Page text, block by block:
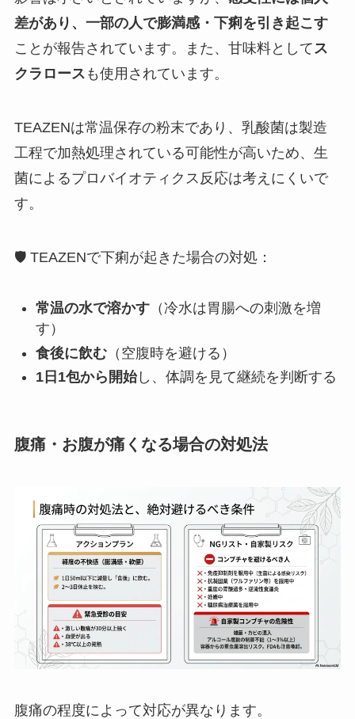
差があり、一部の人で膨満感・下痢を引き起こす
ことが報告されています。また、甘味料として ス
クラロース も使用されています。
TEAZENは常温保存の粉末であり、乳酸菌は製造
工程で加熱処理されている可能性が高いため、生
菌によるプロバイオティクス反応は考えにくいで
す。
🛡️ TEAZENで下痢が起きた場合の対処：
常温の水で溶かす（冷水は胃腸への刺激を増
す）
食後に飲む（空腹時を避ける）
1日1包から開始し、体調を見て継続を判断する
腹痛・お腹が痛くなる場合の対処法
腹痛の程度によって対応が異なります。